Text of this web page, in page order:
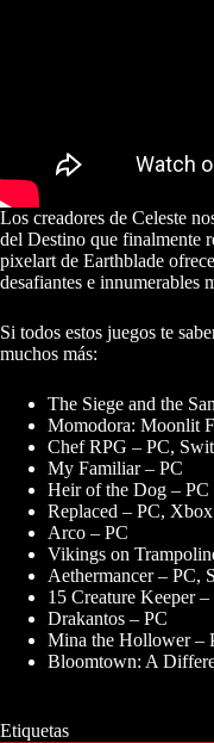
Los creadores de Celeste
del Destino que finalmente
pixelart de Earthblade
desafiantes e innumerables
Si todos estos juegos te
muchos más:
The Siege and the
Momodora: Moonlit
Chef RPG – PC,
My Familiar – PC
Heir of the Dog – PC
Replaced – PC,
Arco – PC
Vikings on
Aethermancer – PC,
15 Creature Keeper
Drakantos – PC
Mina the Hollower –
Bloomtown: A
Etiquetas